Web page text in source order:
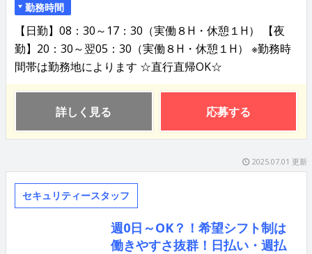
勤務時間
【日勤】08：30～17：30（実働８H・休憩１H） 【夜
勤】20：30～翌05：30（実働８H・休憩１H） ※勤務時
間帯は勤務地によります ☆直行直帰OK☆
詳しく見る 応募する
2025.07.01 更新
セキュリティースタッフ
週0日～OK？！希望シフト制は
働きやすさ抜群！日払い・週払